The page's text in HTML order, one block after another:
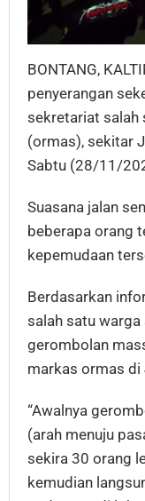
BONTANG,
penyerangan
sekretariat salah
(ormas), sekitar
Sabtu (28/11/
Suasana jalan
beberapa orang
kepemudaan
Berdasarkan
salah satu
gerombolan
markas ormas di
“Awalnya
(arah menuju
sekira 30 orang
kemudian